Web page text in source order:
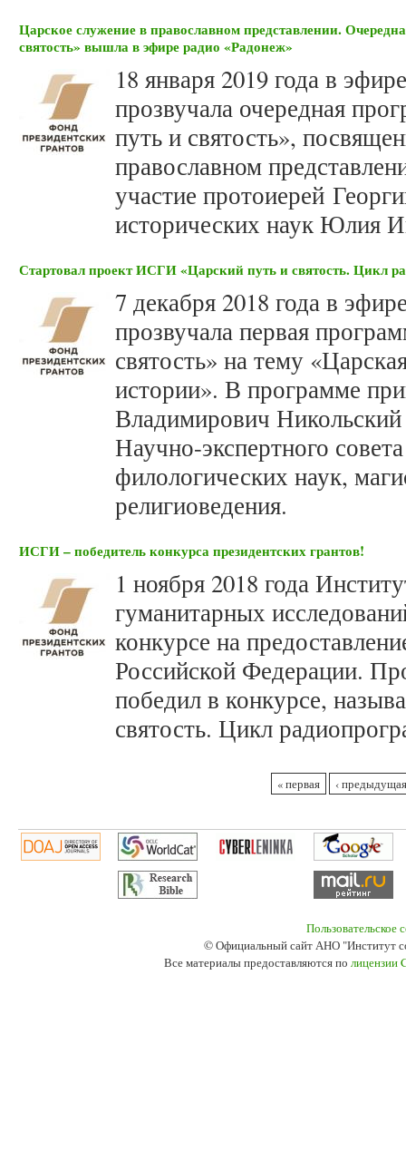
Царское служение в православном представлении.
святость» вышла в эфире радио «Радонеж»
18 января 2019 года в
прозвучала очередная
путь и святость»,
православном
участие протоиерей
исторических наук Юлия
Стартовал проект ИСГИ «Царский путь и святость. Цикл
7 декабря 2018 года в
прозвучала первая
святость» на тему
истории». В программе
Владимирович
Научно-экспертного
филологических наук,
религиоведения.
ИСГИ – победитель конкурса президентских грантов!
1 ноября 2018 года
гуманитарных
конкурсе на
Российской Федерации.
победил в конкурсе,
святость. Цикл
« первая ‹ предыдущая
Пользовательское
© Официальный сайт АНО "Институт
Все материалы предоставляются по лицензии